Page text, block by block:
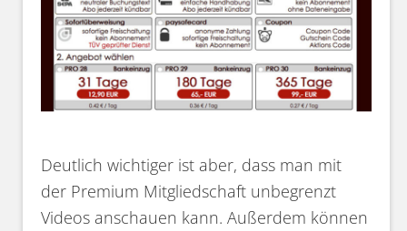
Deutlich wichtiger ist aber, dass man mit
der Premium Mitgliedschaft unbegrenzt
Videos anschauen kann. Außerdem können